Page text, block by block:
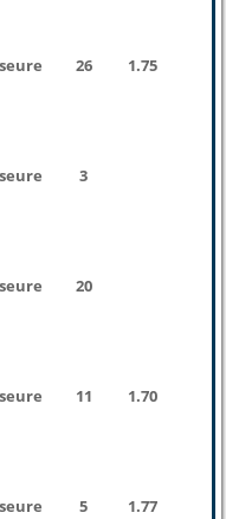
26 1.75
3
20
11 1.70
5 1.77